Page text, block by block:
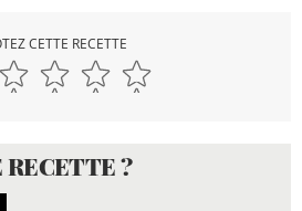
CETTE RECETTE
RECETTE ?